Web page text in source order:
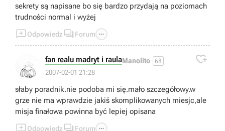
sekrety są napisane bo się bardzo przydają na poziomach
trudności normal i wyżej
Odpowiedz  Forum 
fan realu madryt i raulaManolito 68
2007-02-01 21:28

słaby poradnik.nie podoba mi się.mało szczegółowy.w
grze nie ma wprawdzie jakiś skomplikowanych miesjc,ale
misja finałowa powinna być lepiej opisana
Odpowiedz Forum 